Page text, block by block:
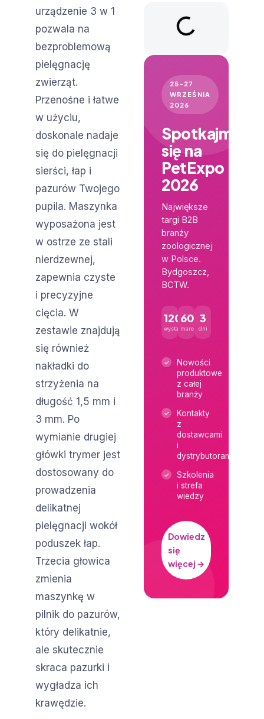
urządzenie 3 w 1
pozwala na
bezproblemową
pielęgnację
zwierząt.
Przenośne i łatwe
w użyciu,
doskonale nadaje
się do pielęgnacji
sierści, łap i
pazurów Twojego
pupila. Maszynka
wyposażona jest
w ostrze ze stali
nierdzewnej,
zapewnia czyste
i precyzyjne
cięcia. W
zestawie znajdują
się również
nakładki do
strzyżenia na
długość 1,5 mm i
3 mm. Po
wymianie drugiej
główki trymer jest
dostosowany do
prowadzenia
delikatnej
pielęgnacji wokół
poduszek łap.
Trzecia głowica
zmienia
maszynkę w
pilnik do pazurów,
który delikatnie,
ale skutecznie
skraca pazurki i
wygładza ich
krawędzie.
25–27
WRZEŚNIA
2026
Spotkajmy
się na
PetExpo
2026
Największe
targi B2B
branży
zoologicznej
w Polsce.
Bydgoszcz,
BCTW.
120+
wystawców
600+
marek
3
dni
Nowości
produktowe
z całej
branży
Kontakty
z
dostawcami
i
dystrybutorami
Szkolenia
i strefa
wiedzy
Dowiedz
się
więcej →